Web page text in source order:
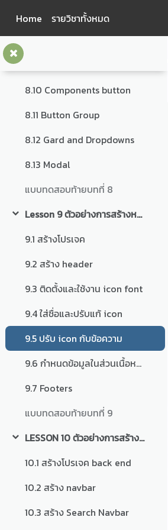
Home
รายวิชาทั้งหมด
8.8 การสร้างตาราง
8.10 Components button
8.11 Button Group
8.12 Gard and Dropdowns
8.13 Modal
แบบทดสอบท้ายบทที่ 8
Collapse
Lesson 9 ตัวอย่างการสร้างหน้าจอ front-end
9.1 สร้างโปรเจค
9.2 สร้าง header
9.3 ติดตั้งและใช้งาน icon font
9.4 ใส่ชื่อและปรับแก้ icon
9.5 ปรับ icon กับข้อความ
9.6 กำหนดข้อมูลในส่วนเนื้อหาเว็บและแก้ไขเพิ่มเติม
9.7 Footers
แบบทดสอบท้ายบทที่ 9
Collapse
LESSON 10 ตัวอย่างการสร้างหน้าจอ Back-end
10.1 สร้างโปรเจค back end
10.2 สร้าง navbar
10.3 สร้าง Search Navbar